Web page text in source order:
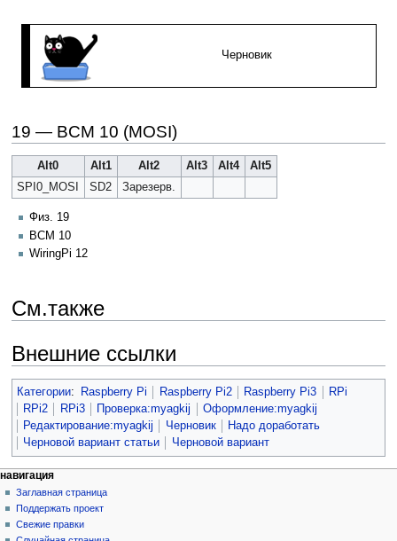
Черновик
19 — BCM 10 (MOSI)
Alt0 Alt1 Alt2 Alt3 Alt4
Alt5
SPI0_MOSI
SD2 Зарезерв.
Физ. 19
BCM 10
WiringPi 12
См.также
Внешние ссылки
Категории: Raspberry Pi Raspberry Pi2 Raspberry Pi3
RPi
RPi2
RPi3 Проверка:myagkij
Оформление:myagkij
Редактирование:myagkij
Черновик
Надо доработать
Черновой вариант статьи
Черновой вариант
навигация
Заглавная страница
Поддержать проект
Свежие правки